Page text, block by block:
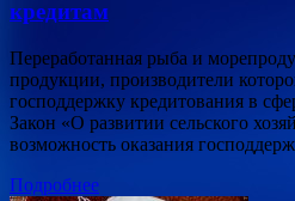
кредитам
Переработанная рыба и
продукции, производители
господдержку кредитования в
Закон «О развитии сельского
возможность оказания
Подробнее